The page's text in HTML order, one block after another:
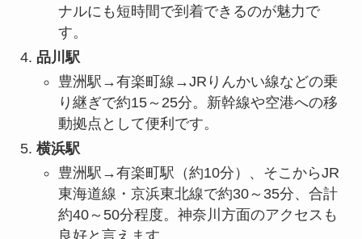
ナルにも短時間で到着できるのが魅力で
す。
品川駅
豊洲駅→有楽町線→JRりんかい線などの乗
り継ぎで約15～25分。新幹線や空港への移
動拠点として便利です。
横浜駅
豊洲駅→有楽町駅（約10分）、そこからJR
東海道線・京浜東北線で約30～35分、合計
約40～50分程度。神奈川方面のアクセスも